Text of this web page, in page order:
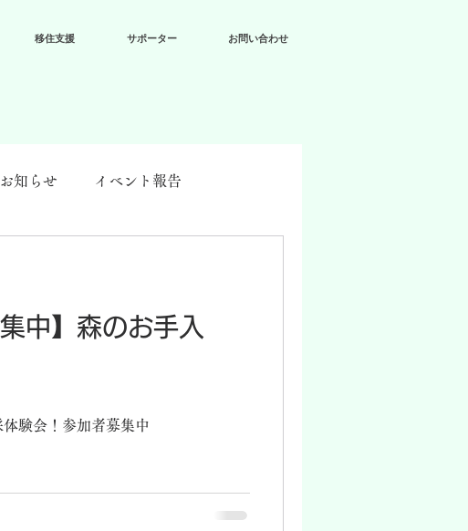
移住支援 サポーター お問い合わせ
お知らせ イベント報告
中】森のお手入
験会！参加者募集中